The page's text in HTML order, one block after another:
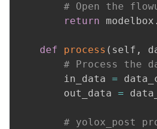
# Open the
return modelbox .
def process ( self ,
# Process the
        in_data
=
        out_data
=
# yolox_post